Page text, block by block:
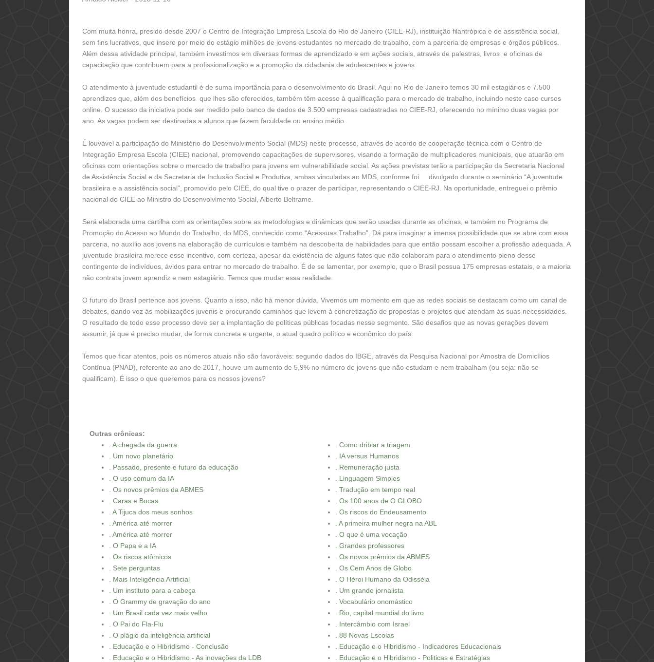
Com muita honra, presido desde 2007 o Centro de Integração Empresa Escola do Rio de Janeiro (CIEE-RJ), instituição filantrópica e de assistência social,
sem fins lucrativos, que insere por meio do estágio milhões de jovens estudantes no mercado de trabalho, com a parceria de empresas e órgãos públicos.
Além dessa atividade principal, também investimos em diversas formas de aprendizado e em ações sociais, através de palestras, livros e oficinas de
capacitação que contribuem para a profissionalização e a promoção da cidadania de adolescentes e jovens.
O atendimento à juventude estudantil é de suma importância para o desenvolvimento do Brasil. Aqui no Rio de Janeiro temos 30 mil estagiários e 7.500
aprendizes que, além dos benefícios que lhes são oferecidos, também têm acesso à qualificação para o mercado de trabalho, incluindo neste caso cursos
online. O sucesso da iniciativa pode ser medido pelo banco de dados de 3.500 empresas cadastradas no CIEE-RJ, oferecendo no mínimo duas vagas por
ano. As vagas podem ser destinadas a alunos que fazem faculdade ou ensino médio.
É louvável a participação do Ministério do Desenvolvimento Social (MDS) neste processo, através de acordo de cooperação técnica com o Centro de
Integração Empresa Escola (CIEE) nacional, promovendo capacitações de supervisores, visando a formação de multiplicadores municipais, que atuarão em
oficinas com orientações sobre o mercado de trabalho para jovens em vulnerabilidade social. As ações previstas terão a participação da Secretaria Nacional
de Assistência Social e da Secretaria de Inclusão Social e Produtiva, ambas vinculadas ao MDS, conforme foi divulgado durante o seminário “A juventude
brasileira e a assistência social”, promovido pelo CIEE, do qual tive o prazer de participar, representando o CIEE-RJ. Na oportunidade, entreguei o prêmio
nacional do CIEE ao Ministro do Desenvolvimento Social, Alberto Beltrame.
Será elaborada uma cartilha com as orientações sobre as metodologias e dinâmicas que serão usadas durante as oficinas, e também no Programa de
Promoção do Acesso ao Mundo do Trabalho, do MDS, conhecido como “Acessuas Trabalho”. Dá para imaginar a imensa possibilidade que se abre com essa
parceria, no auxílio aos jovens na elaboração de currículos e também na descoberta de habilidades para que então possam escolher a profissão adequada. A
juventude brasileira merece esse incentivo, com certeza, apesar da existência de alguns fatos que não colaboram para o atendimento pleno desse
contingente de indivíduos, ávidos para entrar no mercado de trabalho. É de se lamentar, por exemplo, que o Brasil possua 175 empresas estatais, e a maioria
não contrata jovem aprendiz e nem estagiário. Temos que mudar essa realidade.
O futuro do Brasil pertence aos jovens. Quanto a isso, não há menor dúvida. Vivemos um momento em que as redes sociais se destacam como um canal de
debates, dando voz às mobilizações juvenis e procurando caminhos que levem à concretização de propostas e projetos que atendam às suas necessidades.
O resultado de todo esse processo deve ser a implantação de políticas públicas focadas nesse segmento. São desafios que as novas gerações devem
assumir, já que é preciso mudar, de forma concreta e urgente, o atual quadro político e econômico do país.
Temos que ficar atentos, pois os números atuais não são favoráveis: segundo dados do IBGE, através da Pesquisa Nacional por Amostra de Domicílios
Contínua (PNAD), referente ao ano de 2017, houve um aumento de 5,9% no número de jovens que não estudam e nem trabalham (ou seja: não se
qualificam). É isso o que queremos para os nossos jovens?
Outras crônicas:
. A chegada da guerra
. Como driblar a triagem
. Um novo planetário
. IA versus Humanos
. Passado, presente e futuro da educação
. Remuneração justa
. O uso comum da IA
. Linguagem Simples
. Os novos prêmios da ABMES
. Tradução em tempo real
. Caras e Bocas
. Os 100 anos de O GLOBO
. A Tijuca dos meus sonhos
. Os riscos do Endeusamento
. América até morrer
. A primeira mulher negra na ABL
. América até morrer
. O que é uma vocação
. O Papa e a IA
. Grandes professores
. Os riscos atômicos
. Os novos prêmios da ABMES
. Sete perguntas
. Os Cem Anos de Globo
. Mais Inteligência Artificial
. O Héroi Humano da Odisséia
. Um instituto para a cabeça
. Um grande jornalista
. O Grammy de gravação do ano
. Vocabulário onomástico
. Um Brasil cada vez mais velho
. Rio, capital mundial do livro
. O Pai do Fla-Flu
. Intercâmbio com Israel
. O plágio da inteligência artificial
. 88 Novas Escolas
. Educação e o Hibridismo - Conclusão
. Educação e o Hibridismo - Indicadores Educacionais
. Educação e o Hibridismo - As inovações da LDB
. Educação e o Hibridismo - Politicas e Estratégias